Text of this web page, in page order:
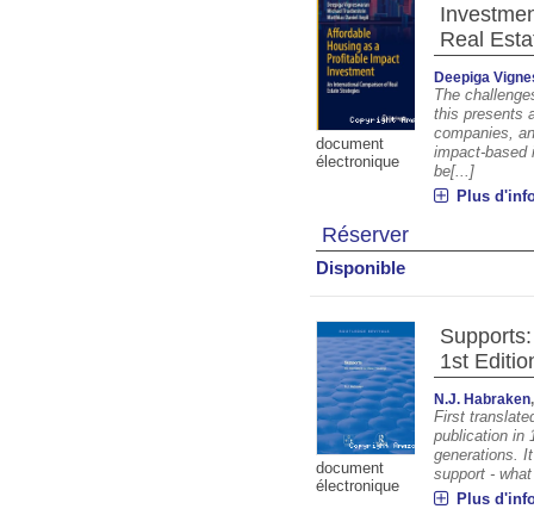
document
électronique
Real
Deepiga
The
this presents
companies,
impact-based
be[...]
Plus
Réserver
Disponible
document
électronique
1st
N.J. Habraken
First
publication in
generations.
support -
Plus